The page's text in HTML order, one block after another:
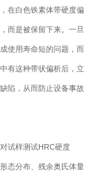
在白色铁素体带硬度偏
而是被保留下来。一旦
使用寿命短的问题，而
有这种带状偏析后，立
陷，从而防止设备事故
试样测试HRC硬度
态分布、残余奥氏体量